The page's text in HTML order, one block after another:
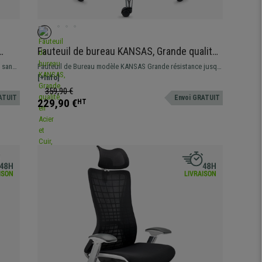
Fauteuil de bureau KANSAS, Grande qualité,
en Acier et Cuir, Noir
Fauteuil de Bureau modèle KANSAS Grande résistance jusqu
´à 150kg! Un design qui impressionne et un confort unique.
[+Info]
359,90 €
229,90 €HT Envoi GRATUIT